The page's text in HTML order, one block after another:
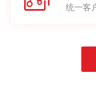
统一客